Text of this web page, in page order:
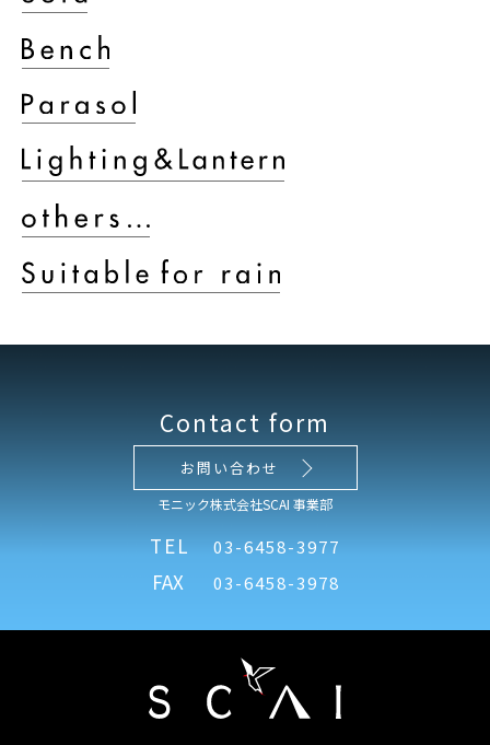
Contact form
お問い合わせ
モニック株式会社SCAI 事業部
TEL 03-6458-3977
FAX 03-6458-3978